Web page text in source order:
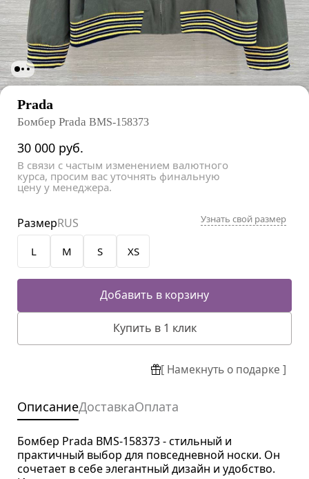
Prada
Бомбер Prada BMS-158373
30 000 руб.
В связи с частым изменением валютного
курса, просим вас уточнять финальную
цену у менеджера.
L M S XS
РазмерRUS Узнать свой размер
Добавить в корзину
Купить в 1 клик
[ Намекнуть о подарке ]
ОписаниеДоставкаОплата
Бомбер Prada BMS-158373 - стильный и
практичный выбор для повседневной носки. Он
сочетает в себе элегантный дизайн и удобство.